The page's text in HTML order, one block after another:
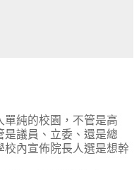
單純的校園，不管是高
是議員、立委、還是總
內宣佈院長人選是想幹